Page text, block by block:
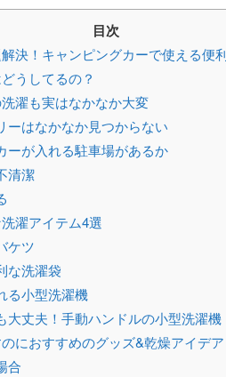
目次
決！キャンピングカーで使える便
うしてるの？
濯も実はなかなか大変
ーはなかなか見つからない
ーが入れる駐車場があるか
清潔
濯アイテム4選
ケツ
な洗濯袋
る小型洗濯機
大丈夫！手動ハンドルの小型洗濯機
におすすめのグッズ&乾燥アイデア
合